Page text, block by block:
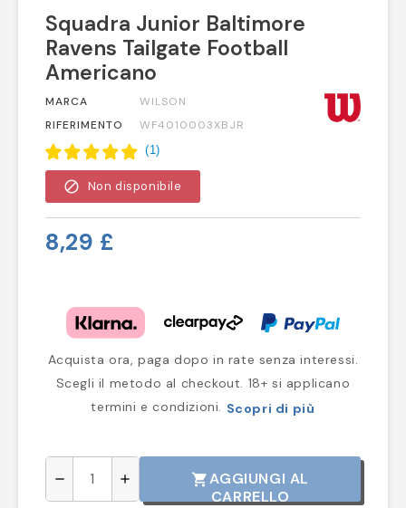
Squadra Junior Baltimore
Ravens Tailgate Football
Americano
MARCA
WILSON
RIFERIMENTO
WF4010003XBJR
(1)
block Non disponibile
8,29 £
Acquista ora, paga dopo in rate senza interessi.
Scegli il metodo al checkout. 18+ si applicano
termini e condizioni. Scopri di più
remove add shopping_cartAGGIUNGI AL
CARRELLO